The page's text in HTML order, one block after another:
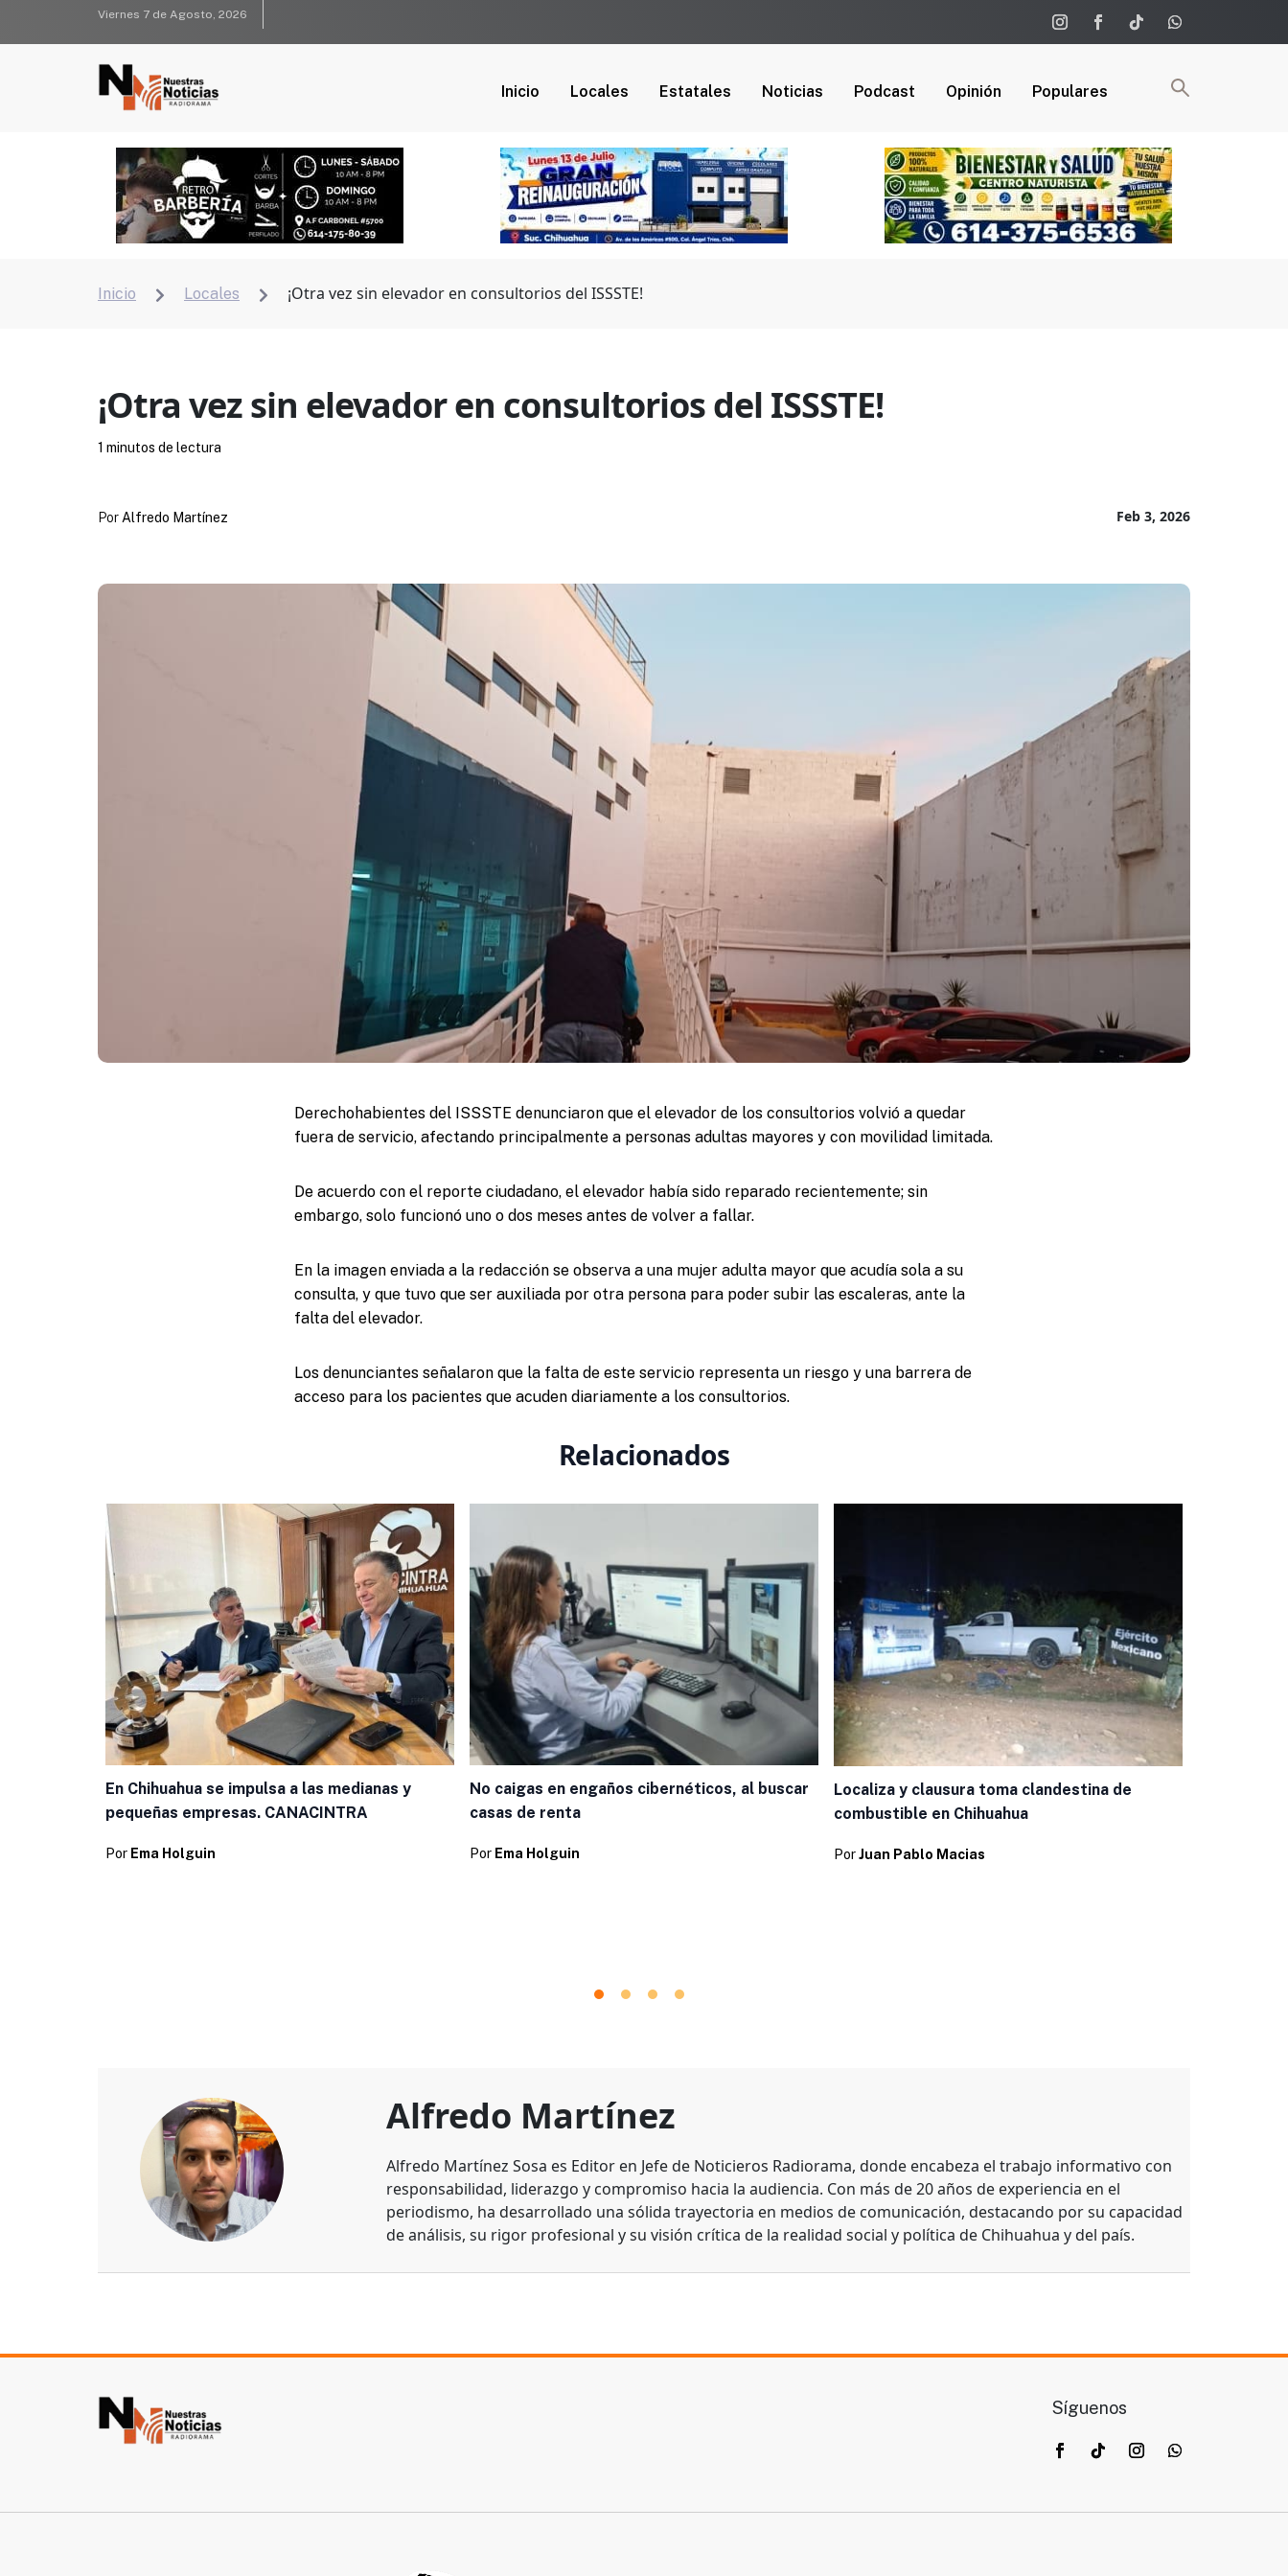
Viernes 7 de Agosto, 2026
Inicio Locales Estatales Noticias Podcast Opinión Populares
Inicio  Locales  ¡Otra vez sin elevador en consultorios del ISSSTE!
¡Otra vez sin elevador en consultorios del ISSSTE!
Feb 3, 2026
Por Alfredo Martínez
1 minutos de lectura
Derechohabientes del ISSSTE denunciaron que el elevador de los consultorios volvió a quedar
fuera de servicio, afectando principalmente a personas adultas mayores y con movilidad limitada.
De acuerdo con el reporte ciudadano, el elevador había sido reparado recientemente; sin
embargo, solo funcionó uno o dos meses antes de volver a fallar.
En la imagen enviada a la redacción se observa a una mujer adulta mayor que acudía sola a su
consulta, y que tuvo que ser auxiliada por otra persona para poder subir las escaleras, ante la
falta del elevador.
Los denunciantes señalaron que la falta de este servicio representa un riesgo y una barrera de
acceso para los pacientes que acuden diariamente a los consultorios.
Relacionados
En Chihuahua se impulsa a las medianas y
pequeñas empresas. CANACINTRA
Por Ema Holguin
No caigas en engaños cibernéticos, al buscar
casas de renta
Por Ema Holguin
Localiza y clausura toma clandestina de
combustible en Chihuahua
PorJuan Pablo Macias
Alfredo Martínez
Alfredo Martínez Sosa es Editor en Jefe de Noticieros Radiorama, donde encabeza el trabajo informativo con
responsabilidad, liderazgo y compromiso hacia la audiencia. Con más de 20 años de experiencia en el
periodismo, ha desarrollado una sólida trayectoria en medios de comunicación, destacando por su capacidad
de análisis, su rigor profesional y su visión crítica de la realidad social y política de Chihuahua y del país.
Síguenos